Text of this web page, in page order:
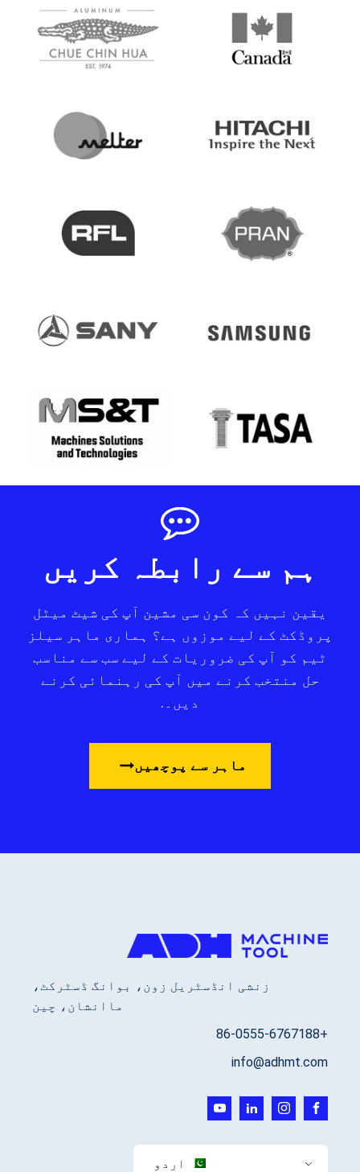
ہم سے رابطہ کریں
یقین نہیں کہ کون سی مشین آپ کی شیٹ میٹل
پروڈکٹ کے لیے موزوں ہے؟ ہماری ماہر سیلز
ٹیم کو آپ کی ضروریات کے لیے سب سے مناسب
حل منتخب کرنے میں آپ کی رہنمائی کرنے
دیں۔.
ماہر سے پوچھیں
زنشی انڈسٹریل زون، بوانگ ڈسٹرکٹ،
ماانشان، چین
+86-0555-6767188
info@adhmt.com
اردو